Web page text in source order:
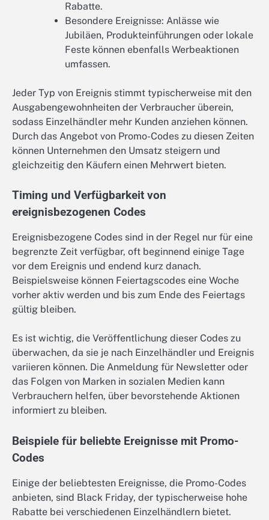
Rabatte.
Besondere Ereignisse: Anlässe wie
Jubiläen, Produkteinführungen oder lokale
Feste können ebenfalls Werbeaktionen
umfassen.
Jeder Typ von Ereignis stimmt typischerweise mit den
Ausgabengewohnheiten der Verbraucher überein,
sodass Einzelhändler mehr Kunden anziehen können.
Durch das Angebot von Promo-Codes zu diesen Zeiten
können Unternehmen den Umsatz steigern und
gleichzeitig den Käufern einen Mehrwert bieten.
Timing und Verfügbarkeit von
ereignisbezogenen Codes
Ereignisbezogene Codes sind in der Regel nur für eine
begrenzte Zeit verfügbar, oft beginnend einige Tage
vor dem Ereignis und endend kurz danach.
Beispielsweise können Feiertagscodes eine Woche
vorher aktiv werden und bis zum Ende des Feiertags
gültig bleiben.
Es ist wichtig, die Veröffentlichung dieser Codes zu
überwachen, da sie je nach Einzelhändler und Ereignis
variieren können. Die Anmeldung für Newsletter oder
das Folgen von Marken in sozialen Medien kann
Verbrauchern helfen, über bevorstehende Aktionen
informiert zu bleiben.
Beispiele für beliebte Ereignisse mit Promo-
Codes
Einige der beliebtesten Ereignisse, die Promo-Codes
anbieten, sind Black Friday, der typischerweise hohe
Rabatte bei verschiedenen Einzelhändlern bietet.